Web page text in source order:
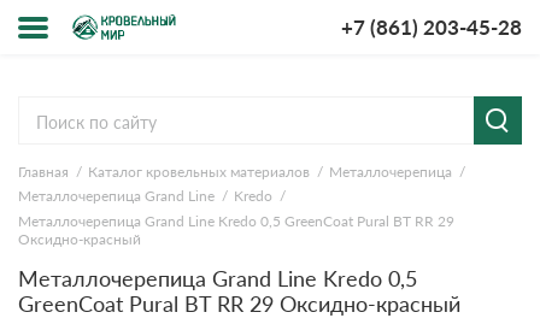
+7 (861) 203-45-28
компании
и оплата
ответы
Главная Каталог кровельных материалов
Металлочерепица
Металлочерепица Grand Line
Kredo
Металлочерепица Grand Line Kredo 0,5 GreenСoat Pural BT RR 29
Оксидно-красный
Металлочерепица Grand Line Kredo 0,5
GreenСoat Pural BT RR 29 Оксидно-красный